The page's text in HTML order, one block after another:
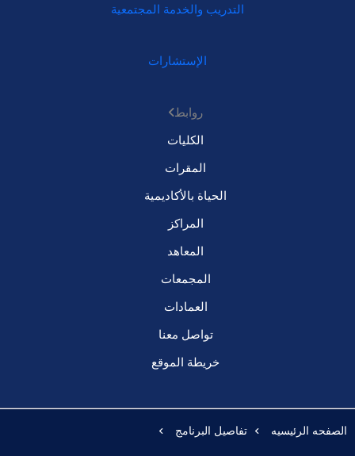
التدريب والخدمة المجتمعية
الإستشارات
روابط
الكليات
المقرات
الحياة بالأكاديمية
المراكز
المعاهد
المجمعات
العمادات
تواصل معنا
خريطة الموقع
الصفحه الرئيسيه تفاصيل البرنامج